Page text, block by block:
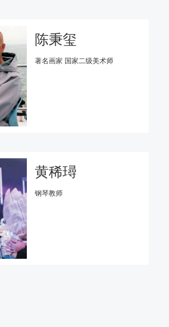
陈秉玺
著名画家 国家二级美术师
黄稀璕
钢琴教师